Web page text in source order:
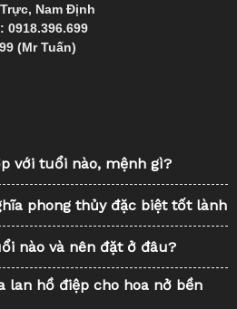
Nam Định
(Mr Tuấn)
với tuổi nào, mệnh gì?
phong thủy đặc biệt tốt lành
nào và nên đặt ở đâu?
lan hồ điệp cho hoa nở bền